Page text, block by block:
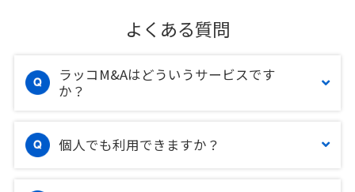
よくある質問
ラッコM&Aはどういうサービスです
か？
個人でも利用できますか？